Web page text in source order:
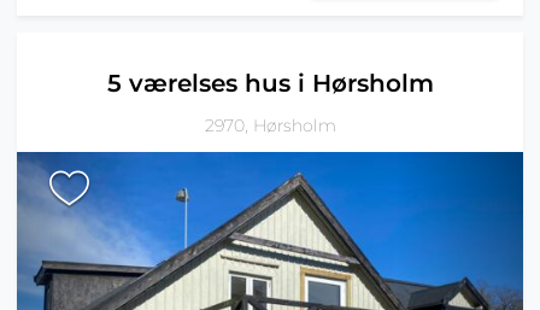
5 værelses hus i Hørsholm
2970, Hørsholm